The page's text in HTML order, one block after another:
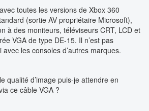
toutes les versions de Xbox 360
(sortie AV propriétaire Microsoft),
à des moniteurs, téléviseurs CRT, LCD et
VGA de type DE-15. Il n’est pas
les consoles d’autres marques.
qualité d’image puis-je attendre en
ce câble VGA ?